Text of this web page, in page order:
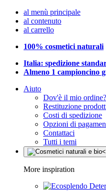
al menù principale
al contenuto
al carrello
100% cosmetici naturali
Italia: spedizione
Almeno 1 campioncino
Aiuto
Dov'è il mio ordine?
Restituzione
Costi di spedizione
Opzioni di
Contattaci
Tutti i temi
More inspiration